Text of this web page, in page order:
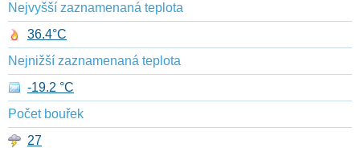
Nejvyšší zaznamenaná teplota
36.4°C
Nejnižší zaznamenaná teplota
-19.2 °C
Počet bouřek
27